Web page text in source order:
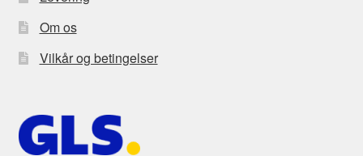
Om os
Vilkår og betingelser